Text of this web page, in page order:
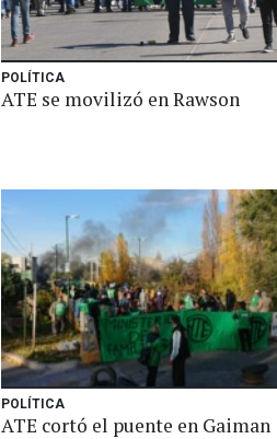
POLÍTICA
ATE se movilizó en Rawson
POLÍTICA
ATE cortó el puente en Gaiman